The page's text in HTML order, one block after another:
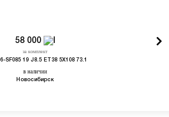
58 000
за комплект
SF085 19 J8.5 ET38 5X108 73.1
в наличии
Новосибирск